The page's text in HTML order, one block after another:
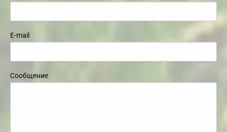
E-mail
Сообщение